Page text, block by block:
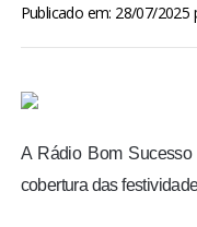
ENTRETENIMENTO
Publicado em: 28/07/2025
A Rádio Bom
cobertura das